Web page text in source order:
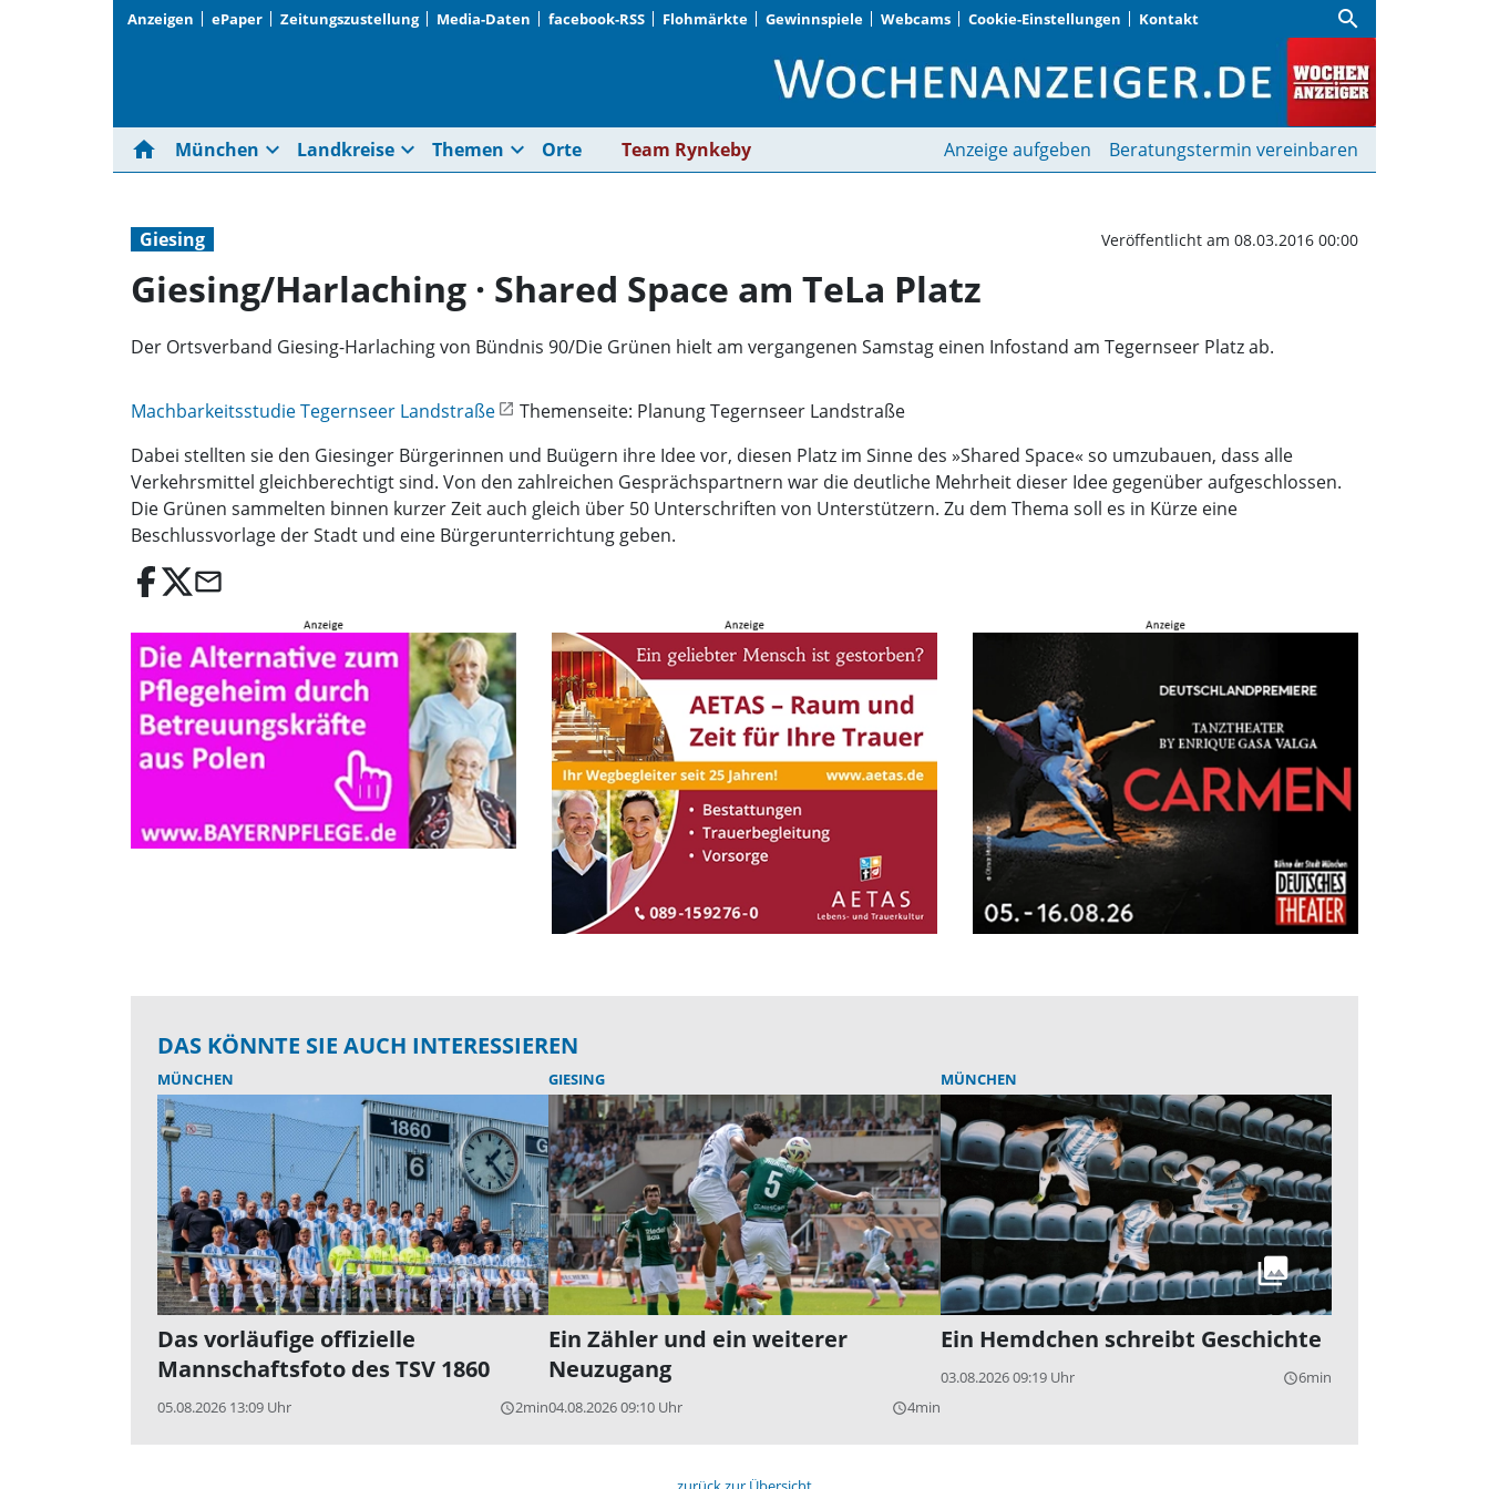
Anzeigen ePaper Zeitungszustellung Media-Daten facebook-RSS Flohmärkte Gewinnspiele Webcams Cookie-Einstellungen Kontakt search
Giesing/Harlaching · Shared Space am TeLa
home München expand_more Landkreise expand_more Themen expand_more Orte Team Rynkeby Anzeige aufgeben Beratungstermin vereinbaren
Giesing Veröffentlicht am 08.03.2016 00:00
Giesing/Harlaching · Shared Space am TeLa Platz
Der Ortsverband Giesing-Harlaching von Bündnis 90/Die Grünen hielt am vergangenen Samstag einen Infostand am Tegernseer Platz ab.
Machbarkeitsstudie Tegernseer Landstraße
Themenseite: Planung Tegernseer Landstraße
Dabei stellten sie den Giesinger Bürgerinnen und Buügern ihre Idee vor, diesen Platz im Sinne des »Shared Space« so umzubauen, dass alle
Verkehrsmittel gleichberechtigt sind. Von den zahlreichen Gesprächspartnern war die deutliche Mehrheit dieser Idee gegenüber aufgeschlossen.
Die Grünen sammelten binnen kurzer Zeit auch gleich über 50 Unterschriften von Unterstützern. Zu dem Thema soll es in Kürze eine
Beschlussvorlage der Stadt und eine Bürgerunterrichtung geben.
email
DAS KÖNNTE SIE AUCH INTERESSIEREN
MÜNCHEN
Das vorläufige offizielle
Mannschaftsfoto des TSV 1860
05.08.2026 13:09 Uhr query_builder2min
GIESING
Ein Zähler und ein weiterer
Neuzugang
04.08.2026 09:10 Uhr query_builder4min
MÜNCHEN
Ein Hemdchen schreibt Geschichte
03.08.2026 09:19 Uhr query_builder6min